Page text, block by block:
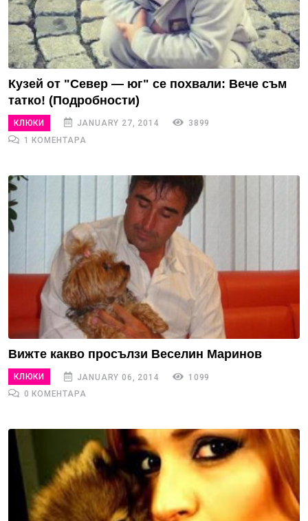
Кузей от "Север — юг" се похвали: Вече съм
татко! (Подробности)
КЛЮКИ JANUARY 27, 2014
3899
1 КОМЕНТАРА
Вижте какво просълзи Веселин Маринов
КЛЮКИ JANUARY 06, 2014
1099
0 КОМЕНТАРА